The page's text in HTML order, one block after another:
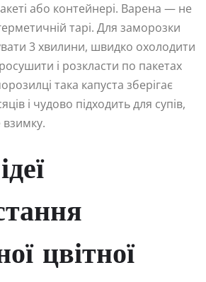
або контейнері. Варена — не
тарі. Для заморозки
3 хвилини, швидко охолодити
і розкласти по пакетах
така капуста зберігає
і чудово підходить для супів,
взимку.
цвітної